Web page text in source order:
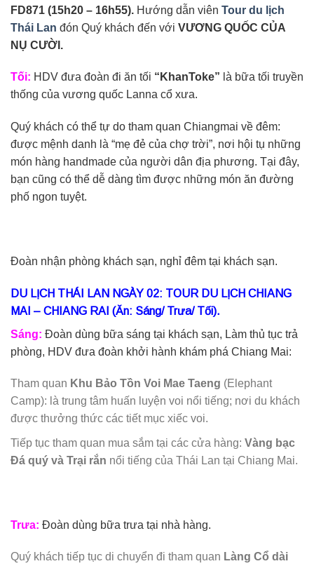
FD871 (15h20 – 16h55). Hướng dẫn viên Tour du lịch
Thái Lan đón Quý khách đến với VƯƠNG QUỐC CỦA
NỤ CƯỜI.
Tối: HDV đưa đoàn đi ăn tối “KhanToke” là bữa tối truyền
thống của vương quốc Lanna cổ xưa.
Quý khách có thể tự do tham quan Chiangmai về đêm:
được mệnh danh là “mẹ đẻ của chợ trời”, nơi hội tụ những
món hàng handmade của người dân địa phương. Tại đây,
bạn cũng có thể dễ dàng tìm được những món ăn đường
phố ngon tuyệt.
Đoàn nhận phòng khách sạn, nghỉ đêm tại khách sạn.
DU LỊCH THÁI LAN NGÀY 02: TOUR DU LỊCH CHIANG
MAI – CHIANG RAI (Ăn: Sáng/ Trưa/ Tối).
Sáng: Đoàn dùng bữa sáng tại khách sạn, Làm thủ tục trả
phòng, HDV đưa đoàn khởi hành khám phá Chiang Mai:
Tham quan Khu Bảo Tồn Voi Mae Taeng (Elephant
Camp): là trung tâm huấn luyện voi nổi tiếng; nơi du khách
được thưởng thức các tiết mục xiếc voi.
Tiếp tục tham quan mua sắm tại các cửa hàng: Vàng bạc
Đá quý và Trại rắn nổi tiếng của Thái Lan tại Chiang Mai.
Trưa: Đoàn dùng bữa trưa tại nhà hàng.
Quý khách tiếp tục di chuyển đi tham quan Làng Cổ dài